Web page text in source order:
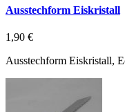
Ausstechform Eiskristall
1,90 €
Ausstechform Eiskristall,